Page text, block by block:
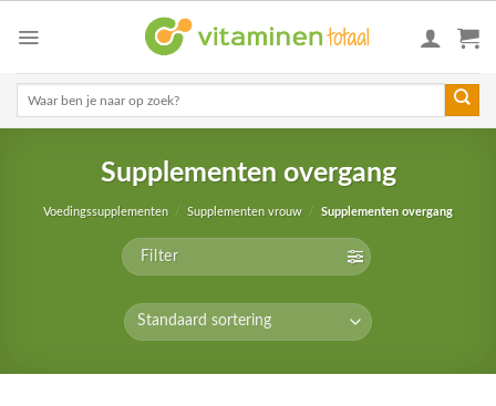
Supplementen overgang
Voedingssupplementen / Supplementen vrouw / Supplementen overgang
Filter